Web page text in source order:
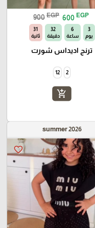
900 EGP 600 EGP
3
يوم
6
ساعة
32
دقيقة
30
ثانية
ترنج اديداس شورت
2
12
add_shopping_cart
summer 2026
favorite_border